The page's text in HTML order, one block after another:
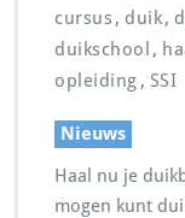
cursus , duik,
duikschool ,
opleiding , SSI
Nieuws
Haal nu je
mogen kunt